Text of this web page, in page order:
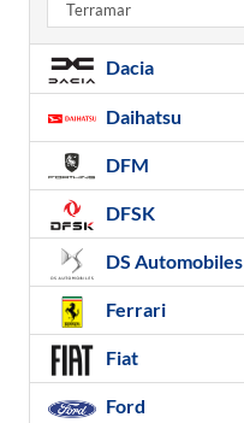
Terramar
Dacia
Daihatsu
DFM
DFSK
DS Automobiles
Ferrari
Fiat
Ford